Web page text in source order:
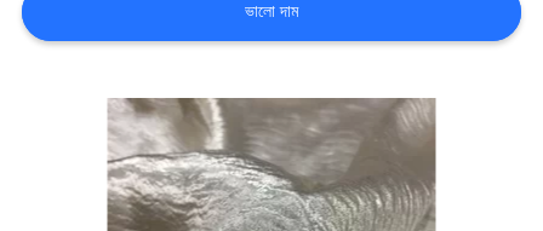
COMPANY
ভালো দাম